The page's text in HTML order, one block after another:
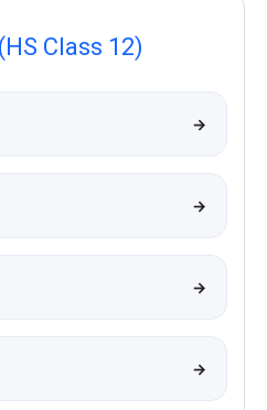
(HS Class 12)
→
→
→
→